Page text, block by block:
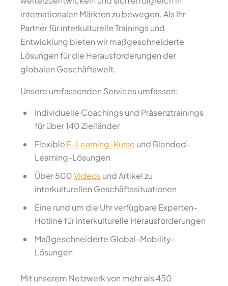
internationalen Märkten zu bewegen. Als Ihr
Partner für interkulturelle Trainings und
Entwicklung bieten wir maßgeschneiderte
Lösungen für die Herausforderungen der
globalen Geschäftswelt.
Unsere umfassenden Services umfassen:
Individuelle Coachings und Präsenztrainings
für über 140 Zielländer
Flexible E-Learning-Kurse und Blended-
Learning-Lösungen
Über 500Videosund Artikel zu
interkulturellen Geschäftssituationen
Eine rund um die Uhr verfügbare Experten-
Hotline für interkulturelle Herausforderungen
Maßgeschneiderte Global-Mobility-
Lösungen
Mit unserem Netzwerk von mehr als 450